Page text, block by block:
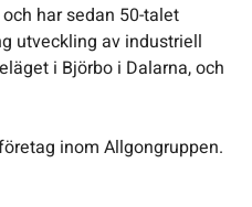
har sedan 50-talet
utveckling av industriell
i Björbo i Dalarna, och
inom Allgongruppen.